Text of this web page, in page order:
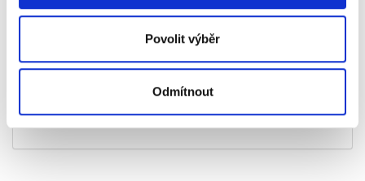
Povolit výběr
Odmítnout
Počet listů
40
linkovaný
Štítky